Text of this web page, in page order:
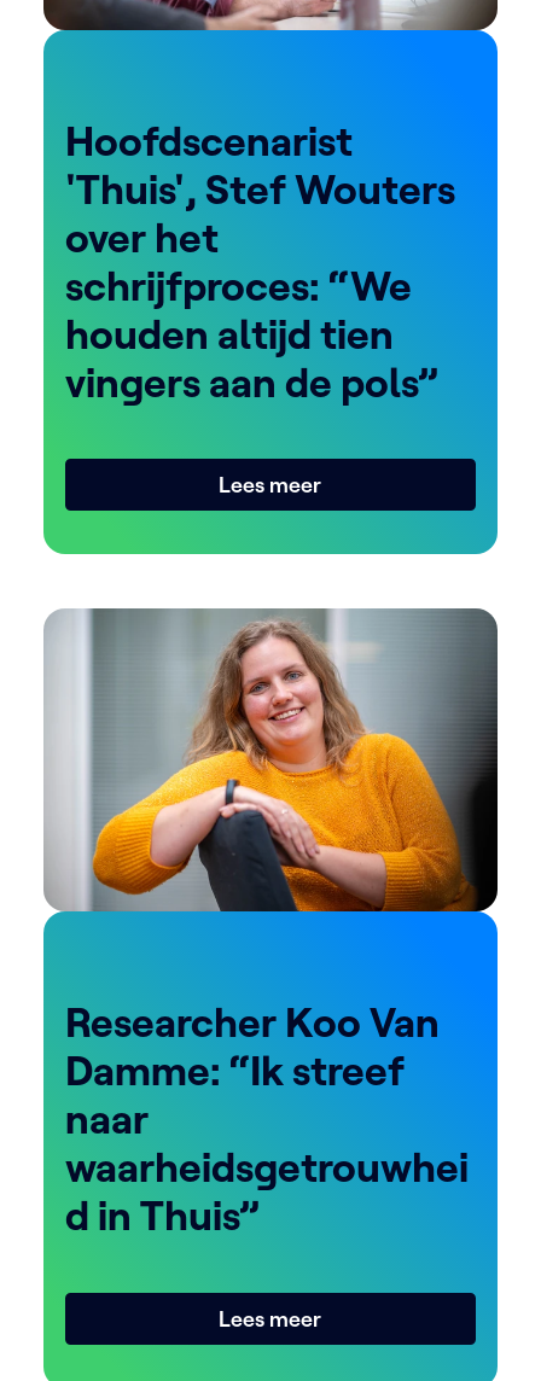
Hoofdscenarist
'Thuis', Stef Wouters
over het
schrijfproces: “We
houden altijd tien
vingers aan de pols”
Lees meer
Researcher Koo Van
Damme: “Ik streef
naar
waarheidsgetrouwhei
d in Thuis”
Lees meer